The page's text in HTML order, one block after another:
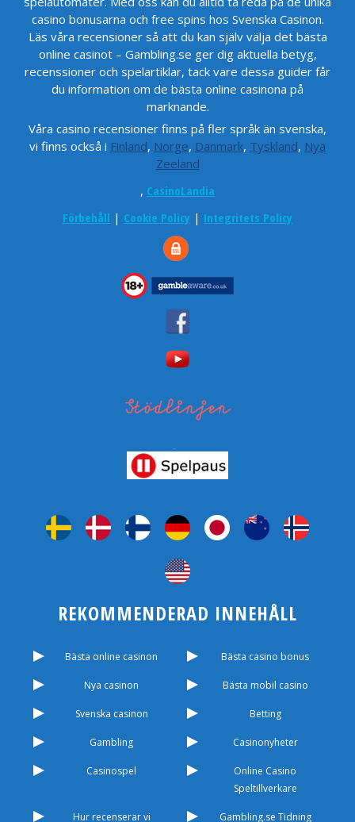
casino bonusarna och free spins hos Svenska Casinon.
Läs våra recensioner så att du kan själv välja det bästa
online casinot – Gambling.se ger dig aktuella betyg,
recenssioner och spelartiklar, tack vare dessa guider får
du information om de bästa online casinona på
marknande.
Våra casino recensioner finns på fler språk än svenska,
vi finns också i Finland, Norge, Danmark, Tyskland, Nya
Zeeland
, CasinoLandia
Förbehåll | Cookie Policy | Integritets Policy
REKOMMENDERAD INNEHÅLL
Bästa online casinon Bästa casino bonus
Nya casinon Bästa mobil casino
Svenska casinon Betting
Gambling Casinonyheter
Casinospel
Online Casino
Speltillverkare
Hur recenserar vi Gambling.se Tidning